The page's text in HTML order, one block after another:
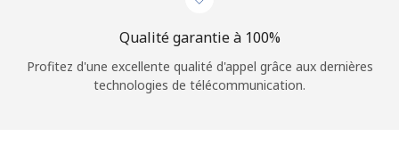
Qualité garantie à 100%
Profitez d'une excellente qualité d'appel grâce aux dernières
technologies de télécommunication.